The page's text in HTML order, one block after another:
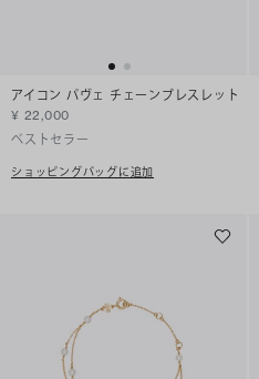
アイコン パヴェ チェーンブレスレット
¥ 22,000
ベストセラー
ショッピングバッグに追加